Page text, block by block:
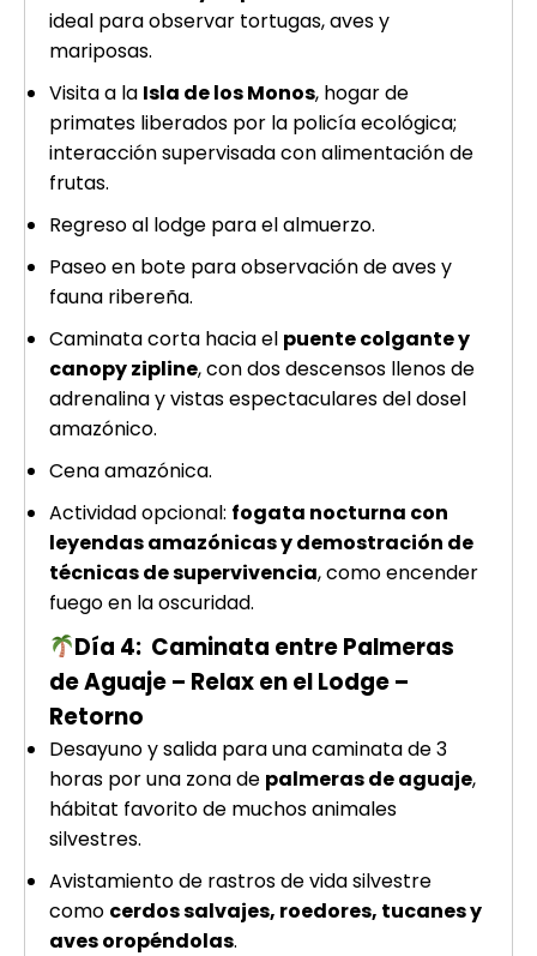
ideal para observar tortugas, aves y
mariposas.
Visita a la Isla de los Monos, hogar de
primates liberados por la policía ecológica;
interacción supervisada con alimentación de
frutas.
Regreso al lodge para el almuerzo.
Paseo en bote para observación de aves y
fauna ribereña.
Caminata corta hacia el puente colgante y
canopy zipline, con dos descensos llenos de
adrenalina y vistas espectaculares del dosel
amazónico.
Cena amazónica.
Actividad opcional: fogata nocturna con
leyendas amazónicas y demostración de
técnicas de supervivencia, como encender
fuego en la oscuridad.
Día 4: Caminata entre Palmeras
de Aguaje – Relax en el Lodge –
Retorno
Desayuno y salida para una caminata de 3
horas por una zona de palmeras de aguaje,
hábitat favorito de muchos animales
silvestres.
Avistamiento de rastros de vida silvestre
como cerdos salvajes, roedores, tucanes y
aves oropéndolas.